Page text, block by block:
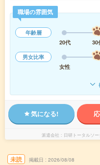
職場の雰囲気
年齢層
20代
30
男女比率
女性
気になる!
派遣会社 日研トータルソ
未読 掲載日 2026/08/08